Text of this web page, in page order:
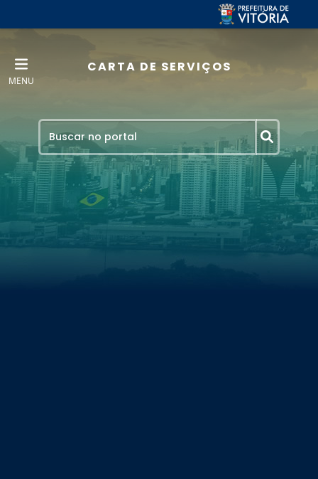
MENU
CARTA DE SERVIÇOS